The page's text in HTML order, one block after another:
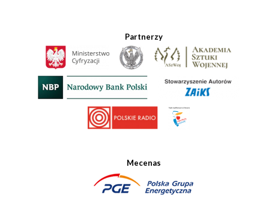
Partnerzy
Mecenas